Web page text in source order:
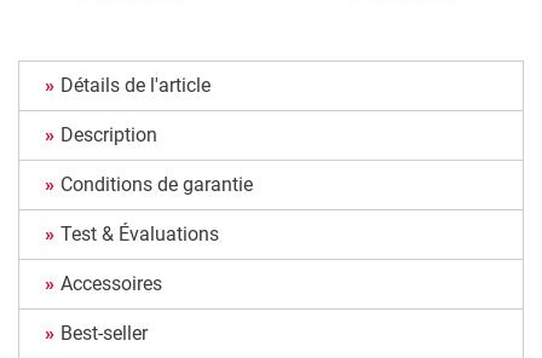
Détails de l'article
Description
Conditions de garantie
Test & Évaluations
Accessoires
Best-seller